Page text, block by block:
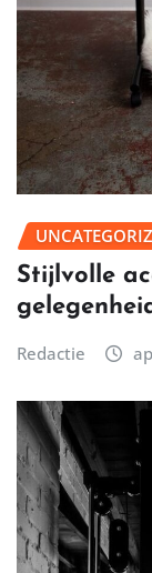
Stijlvolle
Redactie